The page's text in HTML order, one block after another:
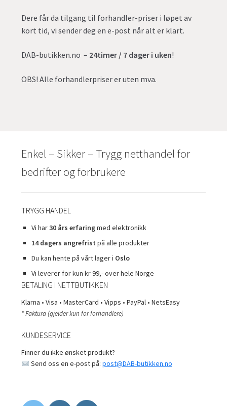
Dere får da tilgang til forhandler-priser i løpet av
kort tid, vi sender deg en e-post når alt er klart.
DAB-butikken.no – 24timer / 7 dager i uken!
OBS! Alle forhandlerpriser er uten mva.
Enkel – Sikker – Trygg netthandel for
bedrifter og forbrukere
TRYGG HANDEL
Vi har30 års erfaringmed elektronikk
14 dagers angrefrist på alle produkter
Du kan hente på vårt lager i Oslo
Vi leverer for kun kr 99,- over hele Norge
BETALING I NETTBUTIKKEN
Klarna • Visa • MasterCard • Vipps • PayPal • NetsEasy
* Faktura (gjelder kun for forhandlere)
KUNDESERVICE
Finner du ikke ønsket produkt?
Send oss en e-post på: post@DAB-butikken.no